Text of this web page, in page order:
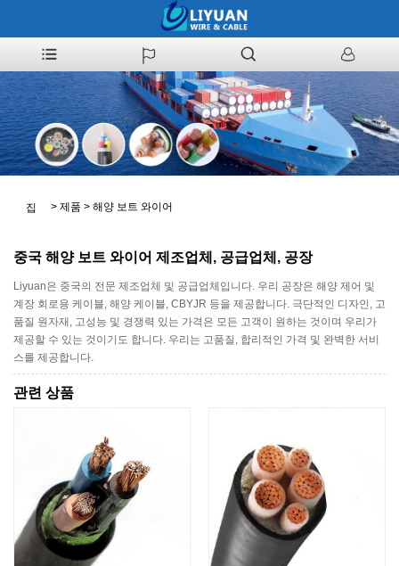
집 > 제품 > 해양 보트 와이어
중국 해양 보트 와이어 제조업체, 공급업체, 공장
Liyuan은 중국의 전문 제조업체 및 공급업체입니다. 우리 공장은 해양 제어 및
계장 회로용 케이블, 해양 케이블, CBYJR 등을 제공합니다. 극단적인 디자인, 고
품질 원자재, 고성능 및 경쟁력 있는 가격은 모든 고객이 원하는 것이며 우리가
제공할 수 있는 것이기도 합니다. 우리는 고품질, 합리적인 가격 및 완벽한 서비
스를 제공합니다.
관련 상품